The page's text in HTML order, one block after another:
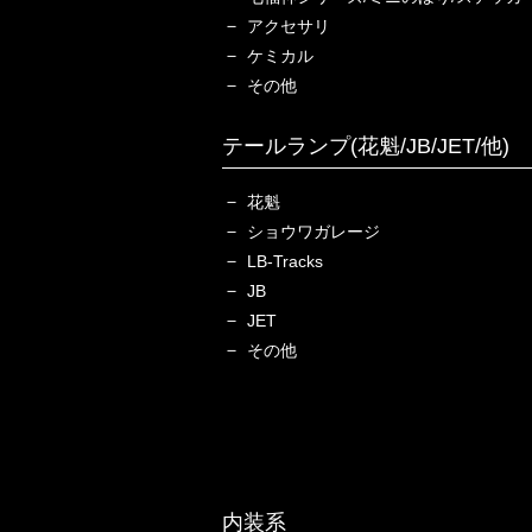
アクセサリ
ケミカル
その他
テールランプ(花魁/JB/JET/他)
花魁
ショウワガレージ
LB-Tracks
JB
JET
その他
内装系